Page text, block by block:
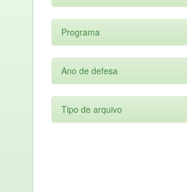
Programa
Ano de defesa
Tipo de arquivo